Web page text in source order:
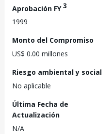
Aprobación FY3
1999
Monto del Compromiso
US$ 0.00 millones
Riesgo ambiental y social
No aplicable
Última Fecha de
Actualización
N/A